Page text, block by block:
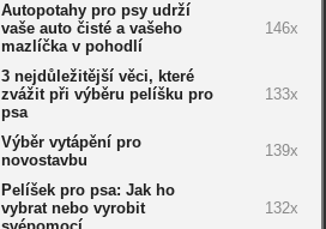
Autopotahy pro psy udrží
vaše auto čisté a vašeho
mazlíčka v pohodlí
146x
3 nejdůležitější věci, které
zvážit při výběru pelíšku pro
psa
133x
Výběr vytápění pro
novostavbu
139x
Pelíšek pro psa: Jak ho
vybrat nebo vyrobit
132x